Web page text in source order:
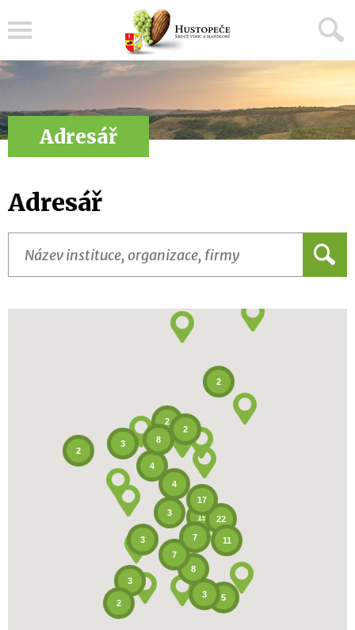
Adresář
Adresář
3
3
2
4
3
19
8
22
2
17
7
7
2
8
4
11
2
2
5
3
3